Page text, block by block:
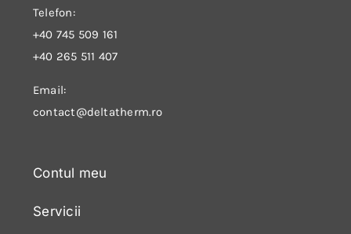
Telefon:
+40 745 509 161
+40 265 511 407
Email:
contact@deltatherm.ro
Contul meu
Servicii